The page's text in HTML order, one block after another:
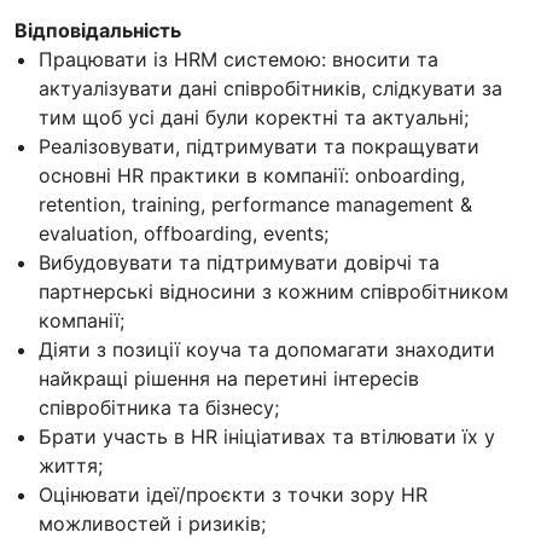
Відповідальність
Працювати із HRM системою: вносити та
актуалізувати дані співробітників, слідкувати за
тим щоб усі дані були коректні та актуальні;
Реалізовувати, підтримувати та покращувати
основні HR практики в компанії: onboarding,
retention, training, performance management &
evaluation, offboarding, events;
Вибудовувати та підтримувати довірчі та
партнерські відносини з кожним співробітником
компанії;
Діяти з позиції коуча та допомагати знаходити
найкращі рішення на перетині інтересів
співробітника та бізнесу;
Брати участь в HR ініціативах та втілювати їх у
життя;
Оцінювати ідеї/проєкти з точки зору HR
можливостей і ризиків;